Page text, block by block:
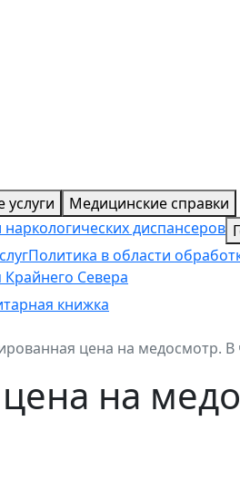
Медицинские справки
диспансеров
Политика в области
Севера
книжка
цена на медосмотр.
на